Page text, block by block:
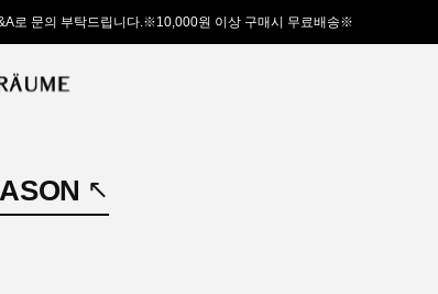
로 문의 부탁드립니다.※10,000원 이상 구매시 무료배송※